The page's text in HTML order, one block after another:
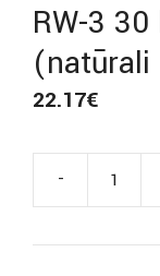
RW-3
(natūrali
22.17€
-